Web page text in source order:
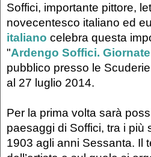
Soffici, importante pittore,
novecentesco italiano ed
italiano celebra questa
"Ardengo Soffici.
pubblico presso le
al 27 luglio 2014.
Per la prima volta sarà
paesaggi di Soffici, tra i più
1903 agli anni Sessanta. Il